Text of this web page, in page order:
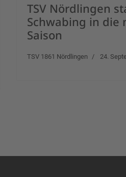
TSV Nördlingen
Schwabing in die
Saison
TSV 1861 Nördlingen 24.